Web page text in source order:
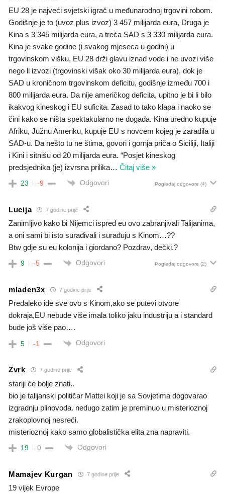
EU 28 je najveći svjetski igrač u međunarodnoj trgovini robom.
Godišnje je to (uvoz plus izvoz) 3 457 milijarda eura, Druga je
Kina s 3 345 milijarda eura, a treća SAD s 3 330 milijarda eura.
Kina je svake godine (i svakog mjeseca u godini) u
trgovinskom višku, EU 28 drži glavu iznad vode i ne uvozi više
nego li izvozi (trgovinski višak oko 30 milijarda eura), dok je
SAD u kroničnom trgovinskom deficitu, godišnje između 700 i
800 milijarda eura. Da nije američkog deficita, upitno je bi li bilo
ikakvog kineskog i EU suficita. Zasad to tako klapa i naoko se
čini kako se ništa spektakularno ne događa. Kina uredno kupuje
Afriku, Južnu Ameriku, kupuje EU s novcem kojeg je zaradila u
SAD-u. Da nešto tu ne štima, govori i gornja priča o Siciliji, Italiji
i Kini i sitnišu od 20 milijarda eura. “Posjet kineskog
predsjednika (je) izvrsna prilika… Čitaj više »
23 -9 Odgovori Pogledaj odgovore (4)
Lucija 7 godine prije
Zanimljivo kako bi Nijemci ispred eu ovo zabranjivali Talijanima,
a oni sami bi isto surađivali i surađuju s Kinom…??
Btw gdje su eu kolonija i giordano? Pozdrav, dečki.?
9 -5 Odgovori Pogledaj odgovore (2)
mladen3x 7 godine prije
Predaleko ide sve ovo s Kinom,ako se putevi otvore
dokraja,EU nebude više imala toliko jaku industriju a i standard
bude još više pao….
5 -1 Odgovori
Zvrk 7 godine prije
stariji će bolje znati..
bio je talijanski političar Mattei koji je sa Sovjetima dogovarao
izgradnju plinovoda. nedugo zatim je preminuo u misterioznoj
zrakoplovnoj nesreći.
misterioznoj kako samo globalistička elita zna napraviti.
19 0 Odgovori
Mamajev Kurgan 7 godine prije
19 vijek Evrope